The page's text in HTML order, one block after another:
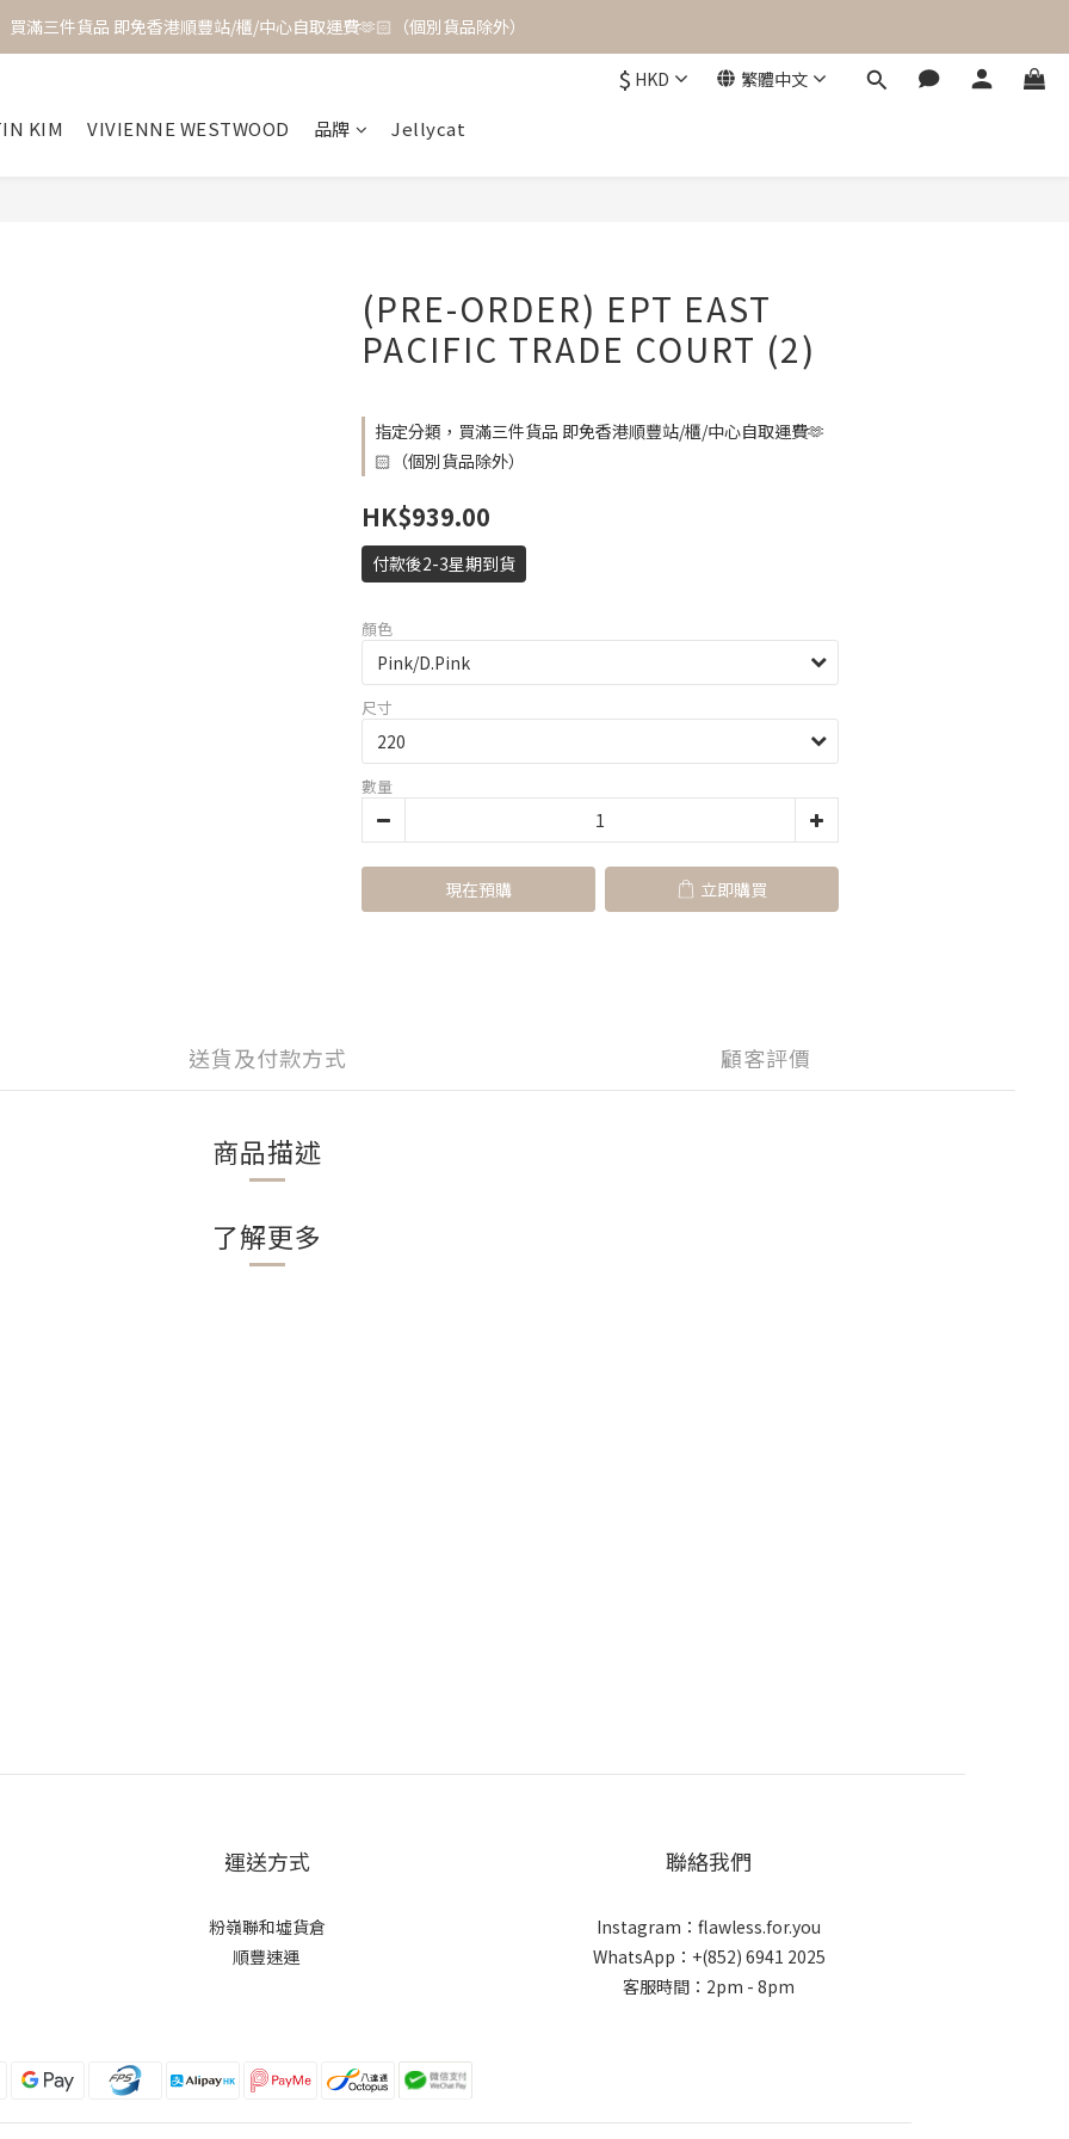
買滿三件貨品 即免香港順豐站/櫃/中心自取運費🫶🏻（個別貨品除外）
$ HKD 繁體中文
KIM VIVIENNE WESTWOOD 品牌 Jellycat
(PRE-ORDER) EPT EAST
PACIFIC TRADE COURT (2)
指定分類，買滿三件貨品 即免香港順豐站/櫃/中心自取運費🫶
🏻（個別貨品除外）
HK$939.00
付款後2-3星期到貨
顏色
尺寸
數量
現在預購 立即購買
送貨及付款方式 顧客評價
商品描述
了解更多
運送方式
粉嶺聯和墟貨倉
順豐速運
聯絡我們
Instagram：flawless.for.you
WhatsApp：+(852) 6941 2025
客服時間：2pm - 8pm